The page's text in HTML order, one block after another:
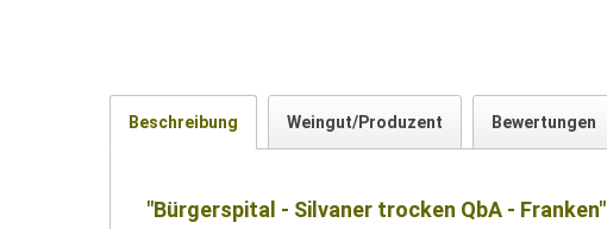
Beschreibung Weingut/Produzent Bewertungen
"Bürgerspital - Silvaner trocken QbA - Franken"